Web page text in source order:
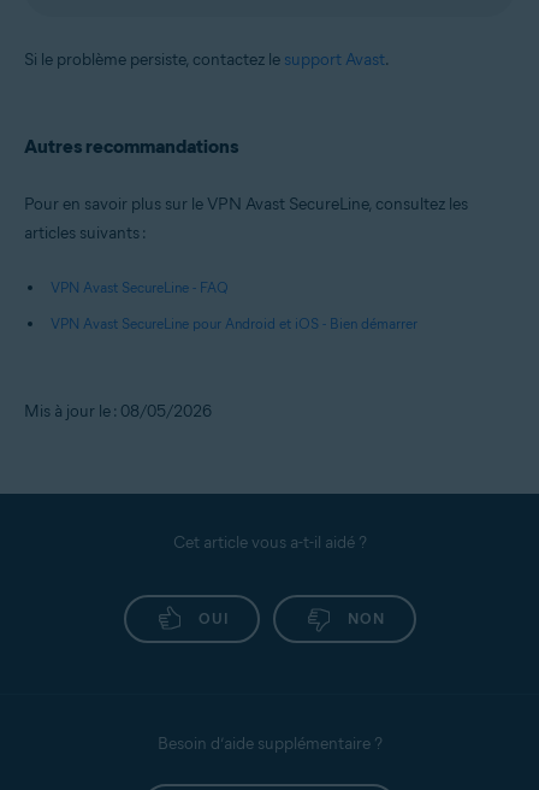
Si le problème persiste, contactez le support Avast.
Autres recommandations
Pour en savoir plus sur le VPN Avast SecureLine, consultez les
articles suivants :
VPN Avast SecureLine - FAQ
VPN Avast SecureLine pour Android et iOS - Bien démarrer
Mis à jour le : 08/05/2026
Cet article vous a-t-il aidé ?
OUI NON
Besoin d’aide supplémentaire ?